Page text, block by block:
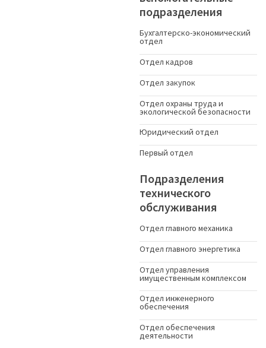
подразделения
Бухгалтерско-экономический
отдел
Отдел кадров
Отдел закупок
Отдел охраны труда и
экологической безопасности
Юридический отдел
Первый отдел
Подразделения
технического
обслуживания
Отдел главного механика
Отдел главного энергетика
Отдел управления
имущественным комплексом
Отдел инженерного
обеспечения
Отдел обеспечения
деятельности